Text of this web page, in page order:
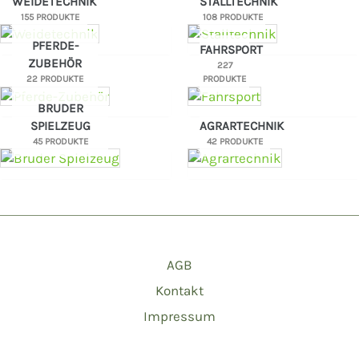
155 PRODUKTE 108 PRODUKTE
PFERDE-
ZUBEHÖR
22 PRODUKTE
FAHRSPORT
227
PRODUKTE
BRUDER
SPIELZEUG
45 PRODUKTE
AGRARTECHNIK
42 PRODUKTE
AGB
Kontakt
Impressum